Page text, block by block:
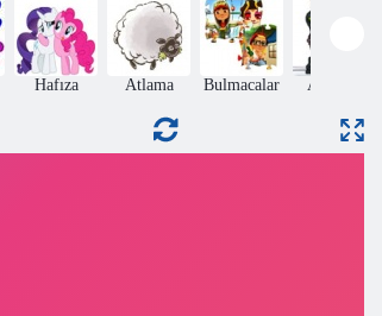
Cellat
Kelime
Manzaraları
Hafıza Atlama Bulmacalar Aksiyon